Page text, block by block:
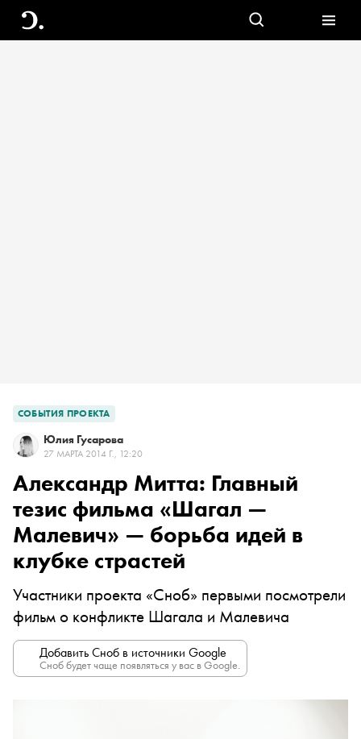
СОБЫТИЯ ПРОЕКТА
Юлия Гусарова
27 МАРТА 2014 Г., 12:20
Александр Митта: Главный
тезис фильма «Шагал —
Малевич» — борьба идей в
клубке страстей
Участники проекта «Сноб» первыми посмотрели
фильм о конфликте Шагала и Малевича
Добавить Сноб в источники Google
Сноб будет чаще появляться у вас в Google.